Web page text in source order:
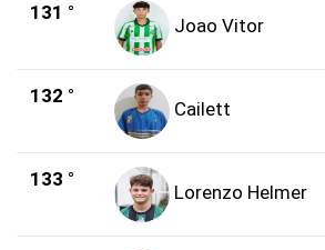
131 °
Joao Vitor
132 °
Cailett
133 °
Lorenzo Helmer